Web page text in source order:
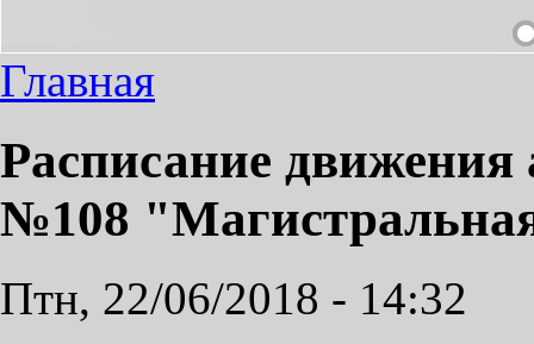
Главная
Расписание движения
№108
Птн, 22/06/2018 - 14:32